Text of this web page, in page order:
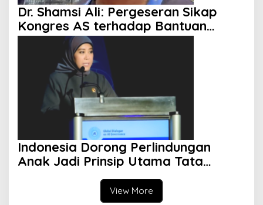
Dr. Shamsi Ali: Pergeseran Sikap
Kongres AS terhadap Bantuan
Militer ke Israel Mulai Terlihat
Indonesia Dorong Perlindungan
Anak Jadi Prinsip Utama Tata
Kelola AI Global
View More